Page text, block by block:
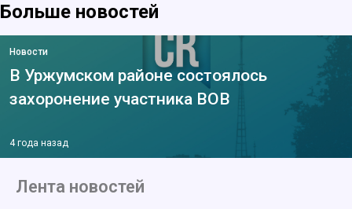
Больше новостей
Новости
В Уржумском районе состоялось
захоронение участника ВОВ
4 года назад
Лента новостей